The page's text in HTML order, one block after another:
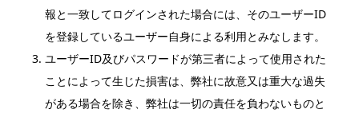
報と一致してログインされた場合には、そのユーザーID
を登録しているユーザー自身による利用とみなします。
ユーザーID及びパスワードが第三者によって使用された
ことによって生じた損害は、弊社に故意又は重大な過失
がある場合を除き、弊社は一切の責任を負わないものと